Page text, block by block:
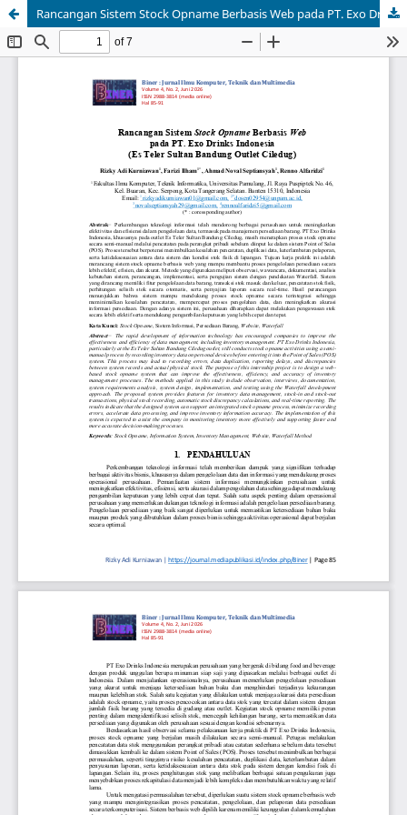
Rancangan Sistem Stock Opname Berbasis Web pada PT. Exo Drinks Indonesia (Es Teler Sultan Bandung Outlet Ciledug)